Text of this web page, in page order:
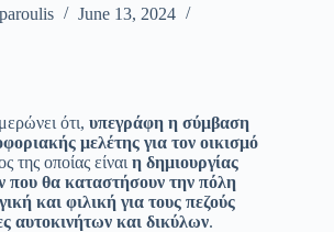
June 13, 2024
ότι, υπεγράφη η σύμβαση
μελέτης για τον οικισμό
της οποίας είναι η δημιουργίας
που θα καταστήσουν την πόλη
και φιλική για τους πεζούς
αυτοκινήτων και δικύλων.